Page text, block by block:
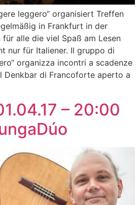
leggero“ organisiert Treffen
in Frankfurt in der
alle die viel Spaß am Lesen
nur für Italiener. Il gruppo di
organizza incontri a scadenze
Denkbar di Francoforte aperto a
– 20:00